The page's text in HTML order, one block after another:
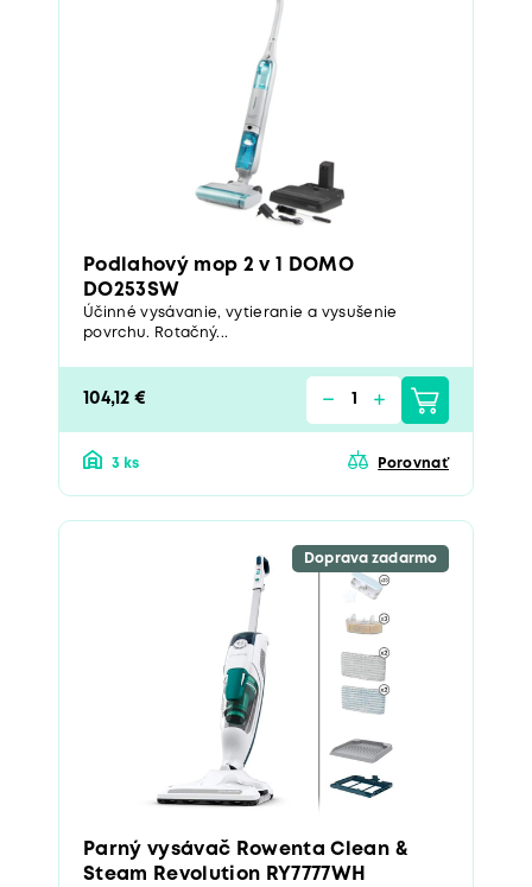
Podlahový mop 2 v 1 DOMO
DO253SW
Účinné vysávanie, vytieranie a vysušenie
povrchu. Rotačný...
104,12 €
3 ks Porovnať
Doprava zadarmo
Parný vysávač Rowenta Clean &
Steam Revolution RY7777WH